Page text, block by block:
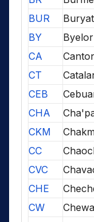
BUR
Buryat
BY
CA
CT
CEB
CHA
CKM
CC
CVC
CHE
CW